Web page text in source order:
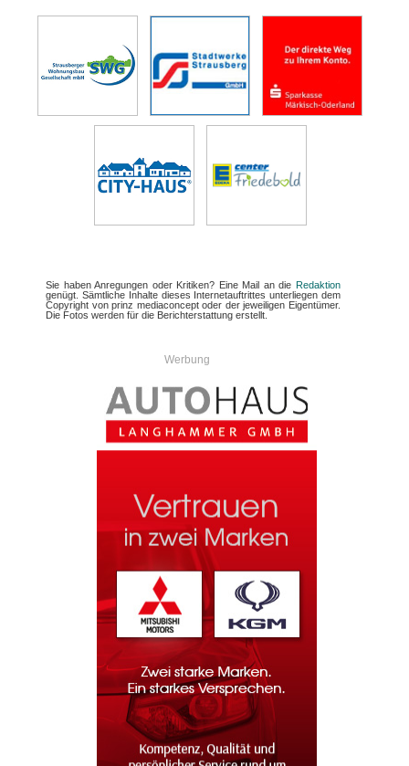
Sie haben Anregungen oder Kritiken? Eine Mail an die Redaktion
genügt. Sämtliche Inhalte dieses Internetauftrittes unterliegen dem
Copyright von prinz mediaconcept oder der jeweiligen Eigentümer.
Die Fotos werden für die Berichterstattung erstellt.
Werbung